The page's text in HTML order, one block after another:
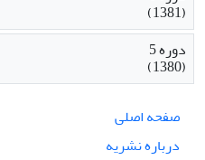
(1381)
دوره 5
(1380)
صفحه اصلی
درباره نشریه